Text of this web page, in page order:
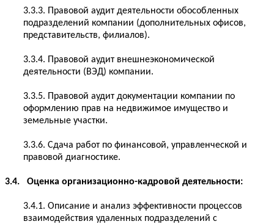
3.3.3. Правовой аудит деятельности обособленных
подразделений компании (дополнительных офисов,
представительств, филиалов).
3.3.4. Правовой аудит внешнеэкономической
деятельности (ВЭД) компании.
3.3.5. Правовой аудит документации компании по
оформлению прав на недвижимое имущество и
земельные участки.
3.3.6. Сдача работ по финансовой, управленческой и
правовой диагностике.
3.4. Оценка организационно-кадровой деятельности:
3.4.1. Описание и анализ эффективности процессов
взаимодействия удаленных подразделений с